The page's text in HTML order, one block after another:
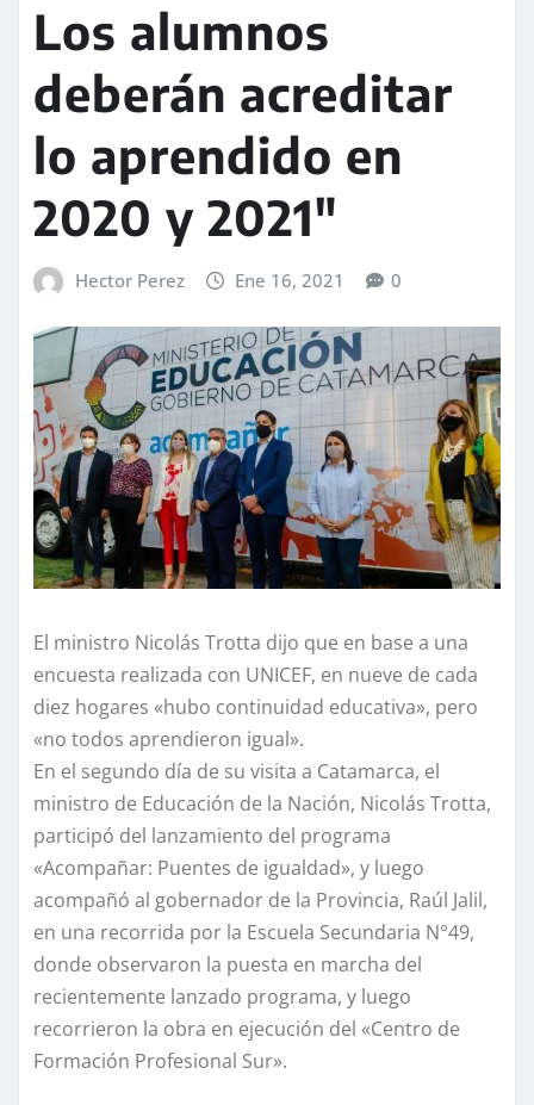
Los alumnos
deberán acreditar
lo aprendido en
2020 y 2021″
Hector Perez Ene 16, 2021 0
El ministro Nicolás Trotta dijo que en base a una
encuesta realizada con UNICEF, en nueve de cada
diez hogares «hubo continuidad educativa», pero
«no todos aprendieron igual».
En el segundo día de su visita a Catamarca, el
ministro de Educación de la Nación, Nicolás Trotta,
participó del lanzamiento del programa
«Acompañar: Puentes de igualdad», y luego
acompañó al gobernador de la Provincia, Raúl Jalil,
en una recorrida por la Escuela Secundaria N°49,
donde observaron la puesta en marcha del
recientemente lanzado programa, y luego
recorrieron la obra en ejecución del «Centro de
Formación Profesional Sur».